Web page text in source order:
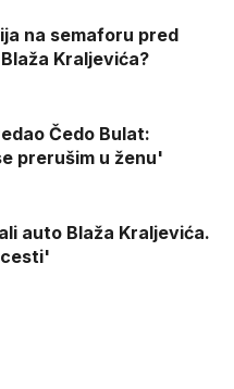
na semaforu pred
Kraljevića?
Čedo Bulat:
prerušim u ženu'
auto Blaža Kraljevića.
cesti'